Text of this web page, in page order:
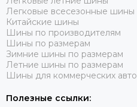
Легковые всесезонные шины
Китайские шины
Шины по производителям
Шины по размерам
Зимние шины по размерам
Летние шины по размерам
Шины для коммерческих авто
Полезные ссылки: